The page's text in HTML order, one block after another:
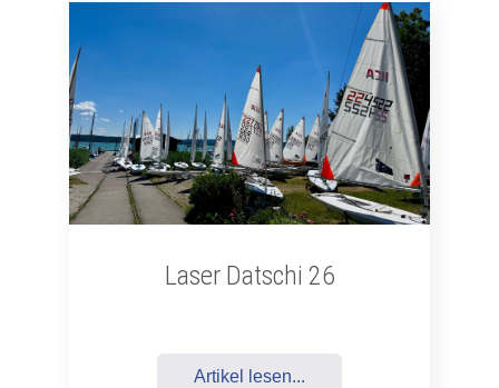
Laser Datschi 26
Artikel lesen...